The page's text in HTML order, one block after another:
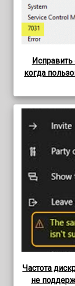
Исправить
когда
Частота
не